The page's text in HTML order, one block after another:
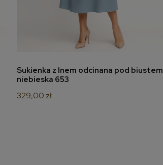
dodaj do koszyka
Sukienka z lnem odcinana pod biustem
niebieska 653
329,00 zł